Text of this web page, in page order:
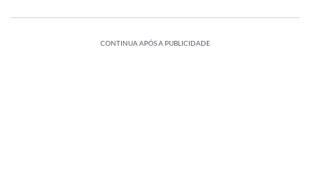
CONTINUA APÓS A PUBLICIDADE